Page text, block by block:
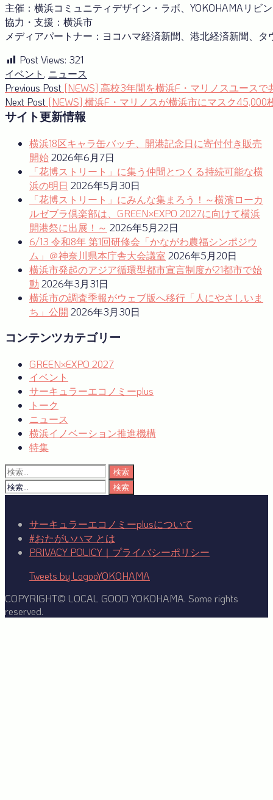
主催：横浜コミュニティデザイン・ラボ、YOKOHAMAリビ
協力・支援：横浜市
メディアパートナー：ヨコハマ経済新聞、港北経済新聞、タ
Post Views: 321
イベント , ニュース
投
稿
ナ
ビ
ゲ
シ
ン
Previous Post Previous
post:
[NEWS] 高校3年間を横浜F・マリノスユース
Next Post Next
post:
[NEWS] 横浜F・マリノスが横浜市にマスク45,000
サイト更新情報
横浜18区キャラ缶バッチ、開港記念日に寄付付き販売
開始2026年6月7日
「花博ストリート」に集う仲間とつくる持続可能な横
浜の明日 2026年5月30日
「花博ストリート」にみんな集まろう！～横濱ローカ
ルゼブラ倶楽部は、GREEN×EXPO 2027に向けて横浜
開港祭に出展！～ 2026年5月22日
6/13 令和8年 第1回研修会「かながわ農福シンポジウ
ム」＠神奈川県本庁舎大会議室 2026年5月20日
横浜市発起のアジア循環型都市宣言制度が21都市で始
動 2026年3月31日
横浜市の調査季報がウェブ版へ移行「人にやさしいま
ち」公開 2026年3月30日
コンテンツカテゴリー
GREEN×EXPO 2027
イベント
サーキュラーエコノミーplus
トーク
ニュース
横浜イノベーション推進機構
特集
検
索:
検
サーキュラーエコノミーplusについて
#おたがいハマ とは
PRIVACY POLICY｜プライバシーポリシー
Tweets by LogooYOKOHAMA
COPYRIGHT© LOCAL GOOD YOKOHAMA. Some rights
reserved.